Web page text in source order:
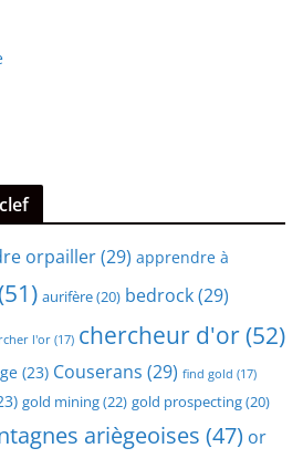
orpailler(29) apprendre à
aurifère(20) bedrock(29)
l'or (17) chercheur d'or(52)
(23) Couserans (29) find gold (17)
gold mining(22) gold prospecting(20)
ariègeoises (47) or